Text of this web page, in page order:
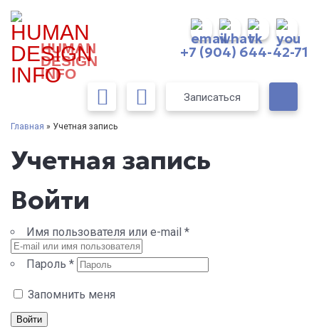
HUMAN
DESIGN
INFO
+7 (904) 644-42-71
Записаться
Главная » Учетная запись
Учетная запись
Войти
Имя пользователя или e-mail *
Пароль *
Запомнить меня
Войти